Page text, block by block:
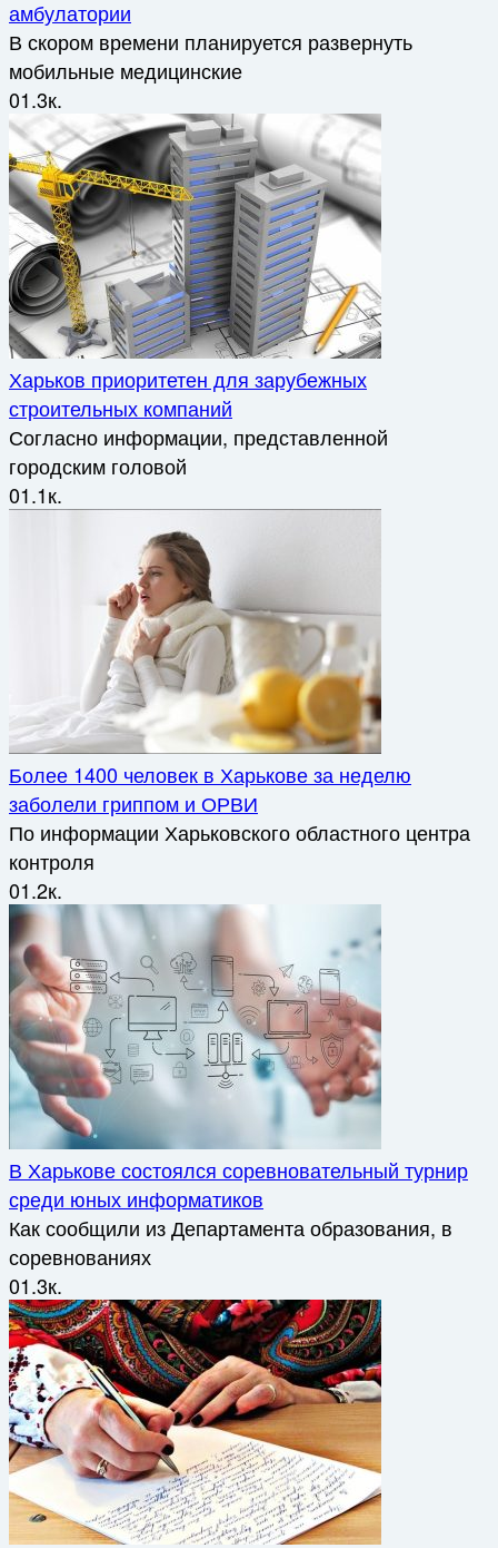
амбулатории
В скором времени планируется развернуть
мобильные медицинские
01.3к.
Харьков приоритетен для зарубежных
строительных компаний
Согласно информации, представленной
городским головой
01.1к.
Более 1400 человек в Харькове за неделю
заболели гриппом и ОРВИ
По информации Харьковского областного центра
контроля
01.2к.
В Харькове состоялся соревновательный турнир
среди юных информатиков
Как сообщили из Департамента образования, в
соревнованиях
01.3к.